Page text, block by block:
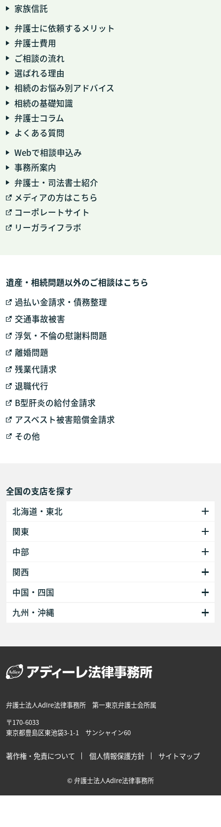
家族信託
弁護士に依頼するメリット
弁護士費用
ご相談の流れ
選ばれる理由
相続のお悩み別アドバイス
相続の基礎知識
弁護士コラム
よくある質問
Webで相談申込み
事務所案内
弁護士・司法書士紹介
メディアの方はこちら
コーポレートサイト
リーガライフラボ
遺産・相続問題以外のご相談はこちら
過払い金請求・債務整理
交通事故被害
浮気・不倫の慰謝料問題
離婚問題
残業代請求
退職代行
B型肝炎の給付金請求
アスベスト被害賠償金請求
その他
全国の支店を探す
北海道・東北
関東
中部
関西
中国・四国
九州・沖縄
弁護士法人AdIre法律事務所 第一東京弁護士会所属
〒170-6033
東京都豊島区東池袋3-1-1 サンシャイン60
著作権・免責について 個人情報保護方針 サイトマップ
© 弁護士法人AdIre法律事務所